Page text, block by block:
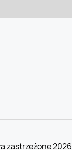
zastrzeżone 2026